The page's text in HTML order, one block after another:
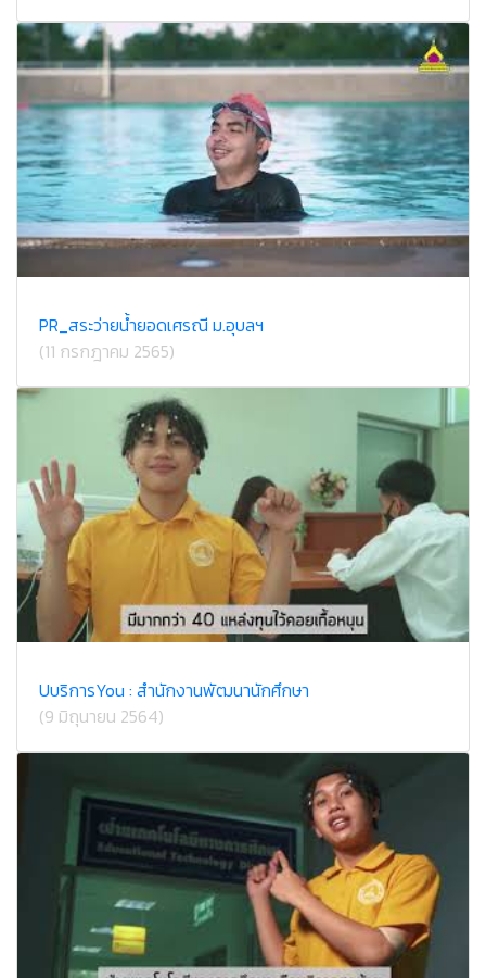
PR_สระว่ายน้ำยอดเศรณี ม.อุบลฯ
(11 กรกฎาคม 2565)
UบริการYou : สำนักงานพัฒนานักศึกษา
(9 มิถุนายน 2564)